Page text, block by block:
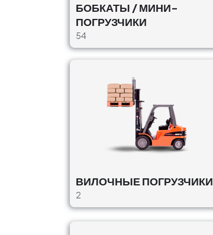
БОБКАТЫ / МИНИ-
ПОГРУЗЧИКИ
54
ВИЛОЧНЫЕ ПОГРУЗЧИКИ
2